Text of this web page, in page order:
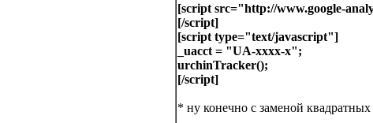
[script src="http://www.google-
[/script]
[script type="text/javascript"]
_uacct = "UA-xxxx-x";
urchinTracker();
[/script]
* ну конечно с заменой